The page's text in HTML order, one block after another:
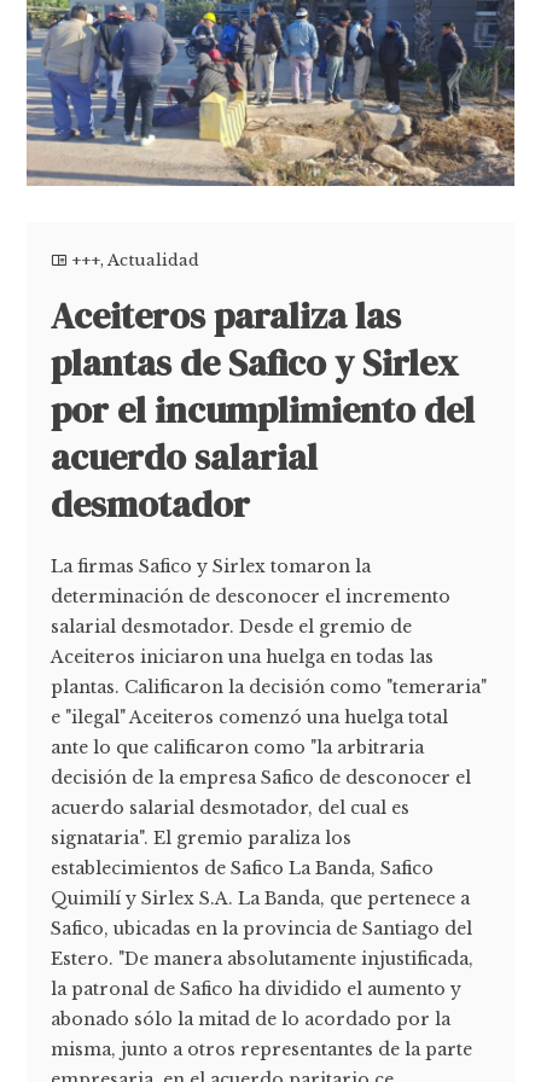
+++,Actualidad
Aceiteros paraliza las
plantas de Safico y Sirlex
por el incumplimiento del
acuerdo salarial
desmotador
La firmas Safico y Sirlex tomaron la
determinación de desconocer el incremento
salarial desmotador. Desde el gremio de
Aceiteros iniciaron una huelga en todas las
plantas. Calificaron la decisión como "temeraria"
e "ilegal" Aceiteros comenzó una huelga total
ante lo que calificaron como "la arbitraria
decisión de la empresa Safico de desconocer el
acuerdo salarial desmotador, del cual es
signataria". El gremio paraliza los
establecimientos de Safico La Banda, Safico
Quimilí y Sirlex S.A. La Banda, que pertenece a
Safico, ubicadas en la provincia de Santiago del
Estero. "De manera absolutamente injustificada,
la patronal de Safico ha dividido el aumento y
abonado sólo la mitad de lo acordado por la
misma, junto a otros representantes de la parte